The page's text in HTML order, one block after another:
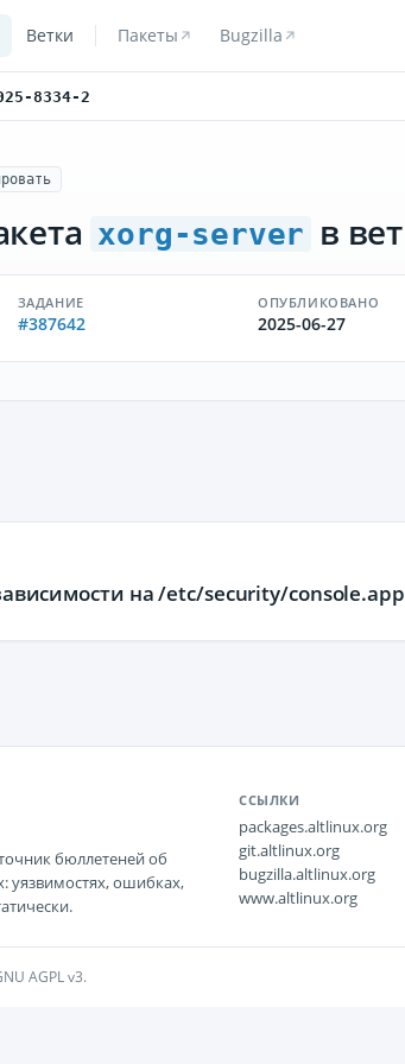
Ветки Пакеты Bugzilla
8334-2
xorg-server в
ЗАДАНИЕ
#387642
ОПУБЛИКОВАНО
2025-06-27
на /etc/security/
бюллетеней об
уязвимостях, ошибках,
ССЫЛКИ
packages.altlinux.org
git.altlinux.org
bugzilla.altlinux.org
www.altlinux.org
AGPL v3.